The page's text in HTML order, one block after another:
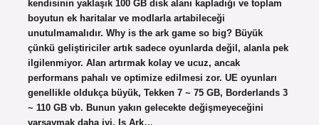
kendisinin yaklaşık 100 GB disk alanı kapladığı ve toplam
boyutun ek haritalar ve modlarla artabileceği
unutulmamalıdır. Why is the ark game so big? Büyük
çünkü geliştiriciler artık sadece oyunlarda değil, alanla pek
ilgilenmiyor. Alan artırmak kolay ve ucuz, ancak
performans pahalı ve optimize edilmesi zor. UE oyunları
genellikle oldukça büyük, Tekken 7 ~ 75 GB, Borderlands 3
~ 110 GB vb. Bunun yakın gelecekte değişmeyeceğini
varsaymak daha iyi. Is Ark…